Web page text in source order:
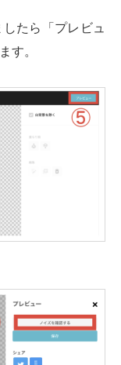
たら「プレビュ
す。